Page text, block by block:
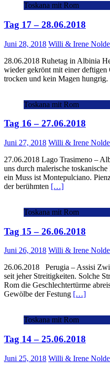
Toskana mit Rom
Tag 17 – 28.06.2018
Juni 28, 2018 Willi & Irene
28.06.2018 Ruhetag in Albinia
wieder gekrönt mit einer
trocken und kein Magen
Toskana mit Rom
Tag 16 – 27.06.2018
Juni 27, 2018 Willi & Irene
27.06.2018 Lago Trasimeno –
uns durch malerische
ein Muss ist Montepulciano.
der berühmten […]
Toskana mit Rom
Tag 15 – 26.06.2018
Juni 26, 2018 Willi & Irene
26.06.2018 Perugia – Assisi
seit jeher Streitigkeiten. Solche
Rom die Geschlechtertürme
Gewölbe der Festung […]
Toskana mit Rom
Tag 14 – 25.06.2018
Juni 25, 2018 Willi & Irene